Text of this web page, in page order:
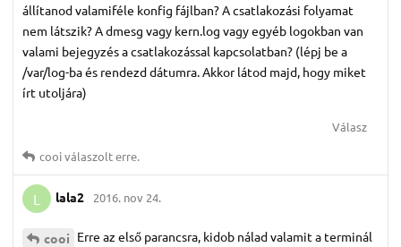
állítanod valamiféle konfig fájlban? A csatlakozási folyamat
nem látszik? A dmesg vagy kern.log vagy egyéb logokban van
valami bejegyzés a csatlakozással kapcsolatban? (lépj be a
/var/log-ba és rendezd dátumra. Akkor látod majd, hogy miket
írt utoljára)
Válasz
cooiválaszolt erre.
L lala2 2016. nov 24.
cooi Erre az első parancsra, kidob nálad valamit a terminál